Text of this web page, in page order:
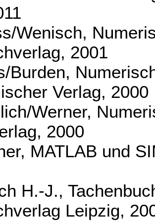
Wenisch,
2001
Burden,
Verlag, 2000
Werner,
2000
MATLAB und
H.-J.,
Leipzig,